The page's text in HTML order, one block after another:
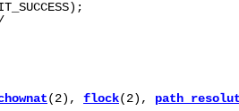
(2), flock(2),